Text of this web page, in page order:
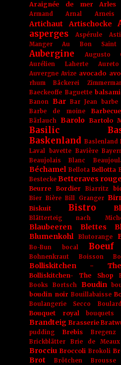
Araignée de mer Arles
Armand Arnal
Arneis
Artichaut Artischocke
asperges
Aspérule Asti
Manger
Au Bon Saint
Aubergine
Augusto
Aurélien Laherte
Aureto
Auvergne Avize avocado
rhum
Bäckerei
Baeckeoffe Baguette
Banon Bar Bar Jean
Barbe de moine
Barbecue
Bärlauch Barolo Bartolo
Basilic
Baskenland Baslenland
Laval
bavette Bavière
Beaujolais Blanc
Béchamel Bellota Bellotta
Bestecke Betteraves
Beurre Bordier Biarritz
Bier Bière Bill Granger
Biskuit
Bistro
Blätterteig nach
Blaubeeren Blettes
Blumenkohl Blutorange
Bo-Bun bocal Boeuf
Bohnenkraut Boisson
Bolliskitchen -
Bolliskitchen- The Shop
Books
Bortsch Boudin
boudin noir Bouillabaisse
Boulangerie Secco
Bouquet royal bouquets
Brandteig Brasserie
pudding
Brebis Bregenz
Brickblätter Brie de Meaux
Brocciu Broccoli Brokoli
Brot Brötchen Brousse